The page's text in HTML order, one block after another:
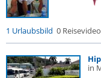
1 Urlaubsbild 0
in